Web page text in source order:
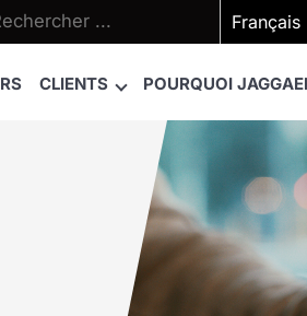
Français
CLIENTS POURQUOI